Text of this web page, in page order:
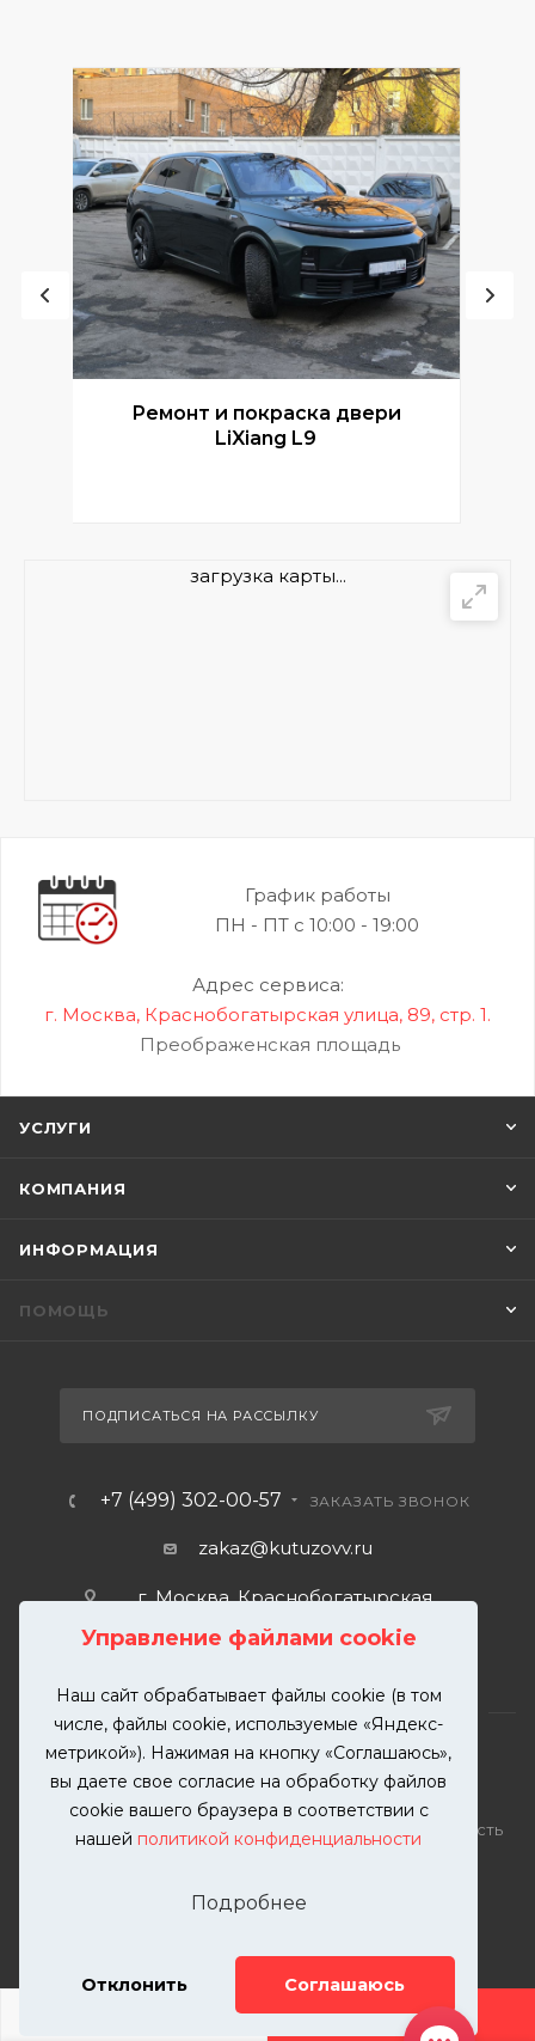
Управление файлами cookie
Наш сайт обрабатывает файлы cookie (в том
числе, файлы cookie, используемые «Яндекс-
метрикой»). Нажимая на кнопку «Соглашаюсь»,
вы даете свое согласие на обработку файлов
cookie вашего браузера в соответствии с
нашей политикой конфиденциальности
Подробнее
Отклонить Соглашаюсь
ДОБАВИТЬ УСЛУГУ
Ремонт и покраска двери
LiXiang L9
загрузка карты...
График работы
ПН - ПТ с 10:00 - 19:00
Адрес сервиса:
г. Москва, Краснобогатырская улица, 89, стр. 1.
Преображенская площадь
УСЛУГИ
КОМПАНИЯ
ИНФОРМАЦИЯ
ПОМОЩЬ
ПОДПИСАТЬСЯ НА РАССЫЛКУ
+7 (499) 302-00-57 ЗАКАЗАТЬ ЗВОНОК
zakaz@kutuzovv.ru
г. Москва, Краснобогатырская
2026 © KUTUZOVV | Кузовной ремонт и покраска
автомобилей. Вся информация на сайте – собственность
разрешения запрещена. Все права защищены.
Телефон: 8(499)-302-00-57